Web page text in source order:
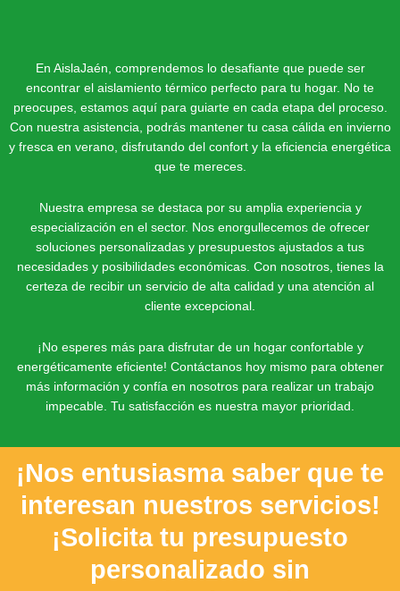
En AislaJaén, comprendemos lo desafiante que puede ser
encontrar el aislamiento térmico perfecto para tu hogar. No te
preocupes, estamos aquí para guiarte en cada etapa del proceso.
Con nuestra asistencia, podrás mantener tu casa cálida en invierno
y fresca en verano, disfrutando del confort y la eficiencia energética
que te mereces.
Nuestra empresa se destaca por su amplia experiencia y
especialización en el sector. Nos enorgullecemos de ofrecer
soluciones personalizadas y presupuestos ajustados a tus
necesidades y posibilidades económicas. Con nosotros, tienes la
certeza de recibir un servicio de alta calidad y una atención al
cliente excepcional.
¡No esperes más para disfrutar de un hogar confortable y
energéticamente eficiente! Contáctanos hoy mismo para obtener
más información y confía en nosotros para realizar un trabajo
impecable. Tu satisfacción es nuestra mayor prioridad.
¡Nos entusiasma saber que te
interesan nuestros servicios!
¡Solicita tu presupuesto
personalizado sin